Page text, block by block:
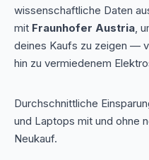
wissenschaftliche Daten
mit Fraunhofer Austria,
deines Kaufs zu zeigen —
hin zu vermiedenem
Durchschnittliche
und Laptops mit und ohne
Neukauf.